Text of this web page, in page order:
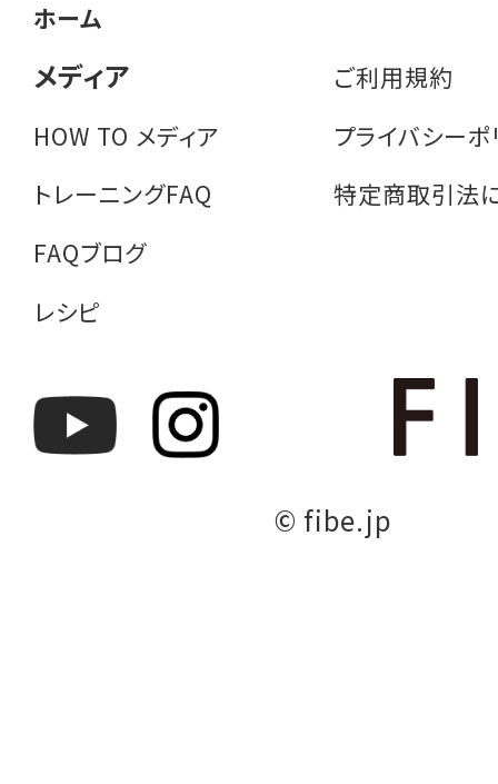
ホーム
メディア
HOW TO メディア
トレーニングFAQ
FAQブログ
レシピ
ご利用規約
プライバシー
特定商取引法
© fibe.jp